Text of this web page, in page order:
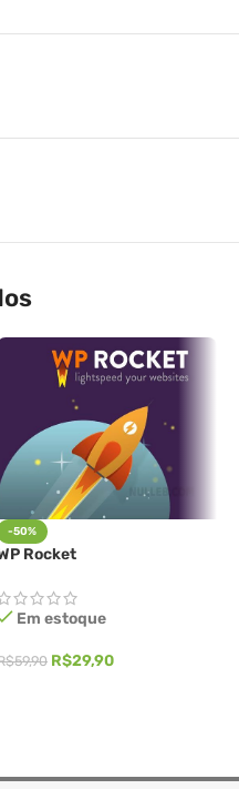
-50%
Rocket
Em estoque
59,90 R$29,90